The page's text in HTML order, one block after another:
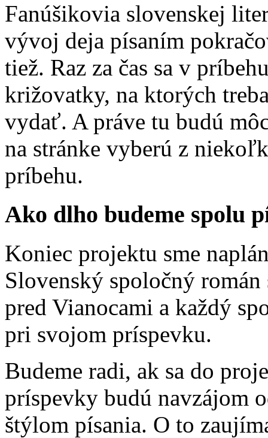
Fanúšikovia slovenskej
vývoj deja písaním
tiež. Raz za čas sa v
križovatky, na ktorých
vydať. A práve tu budú
na stránke vyberú z
príbehu.
Ako dlho budeme spolu
Koniec projektu sme
Slovenský spoločný
pred Vianocami a každý
pri svojom príspevku.
Budeme radi, ak sa do
príspevky budú navzájom
štýlom písania. O to